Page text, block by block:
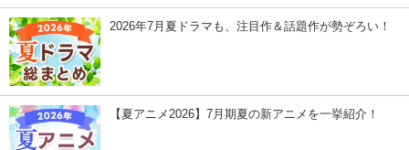
2026年7月夏ドラマも、注目作＆話題作が勢ぞろい！
【夏アニメ2026】7月期夏の新アニメを一挙紹介！